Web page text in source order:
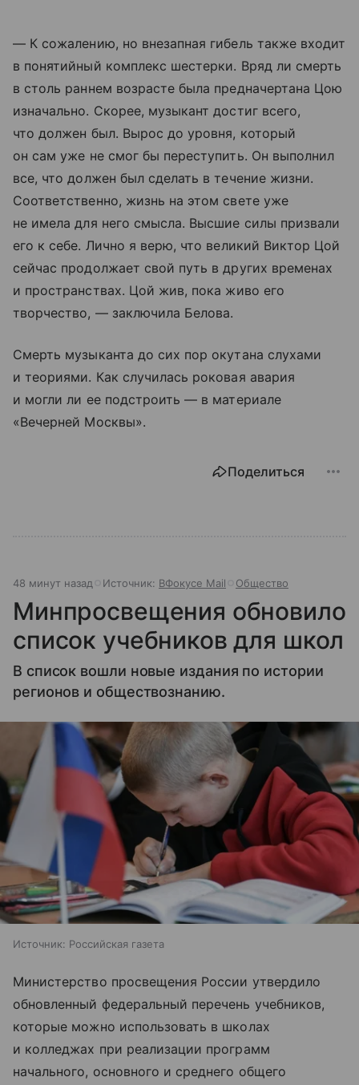
— К сожалению, но внезапная гибель также входит
в понятийный комплекс шестерки. Вряд ли смерть
в столь раннем возрасте была предначертана Цою
изначально. Скорее, музыкант достиг всего,
что должен был. Вырос до уровня, который
он сам уже не смог бы переступить. Он выполнил
все, что должен был сделать в течение жизни.
Соответственно, жизнь на этом свете уже
не имела для него смысла. Высшие силы призвали
его к себе. Лично я верю, что великий Виктор Цой
сейчас продолжает свой путь в других временах
и пространствах. Цой жив, пока живо его
творчество, — заключила Белова.
Смерть музыканта до сих пор окутана слухами
и теориями. Как случилась роковая авария
и могли ли ее подстроить — в материале
«Вечерней Москвы».
Поделиться
48 минут назад Источник: ВФокусе Mail Общество
Минпросвещения обновило
список учебников для школ
В список вошли новые издания по истории
регионов и обществознанию.
Источник: Российская газета
Министерство просвещения России утвердило
обновленный федеральный перечень учебников,
которые можно использовать в школах
и колледжах при реализации программ
начального, основного и среднего общего